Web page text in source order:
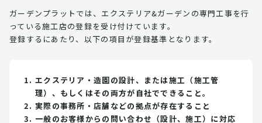
ガーデンプラットでは、エクステリア&ガーデンの専門工事を行
っている施工店の登録を受け付けています。
登録するにあたり、以下の項目が登録基準となります。
エクステリア・造園の設計、または施工（施工管
理）、もしくはその両方が自社でできること。
実際の事務所・店舗などの拠点が存在すること
一般のお客様からの問い合わせ（設計、施工）に対応